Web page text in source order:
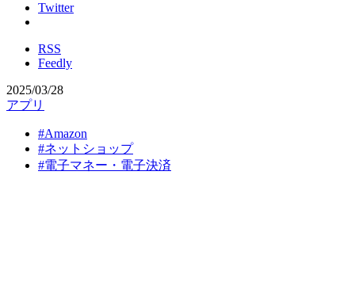
Twitter
RSS
Feedly
2025/03/28
アプリ
#Amazon
#ネットショップ
#電子マネー・電子決済